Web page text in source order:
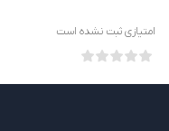
امتیازی ثبت نشده است